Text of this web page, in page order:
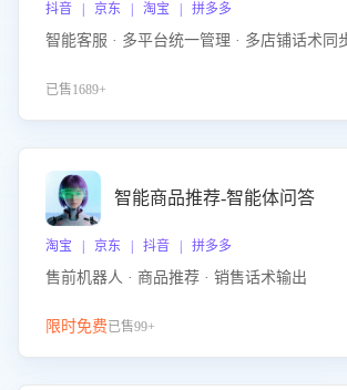
抖音 | 京东 | 淘宝 | 拼多多
智能客服 · 多平台统一管理 · 多店铺话术同
已售1689+
智能商品推荐-智能体问答
淘宝 | 京东 | 抖音 | 拼多多
售前机器人 · 商品推荐 · 销售话术输出
限时免费已售99+